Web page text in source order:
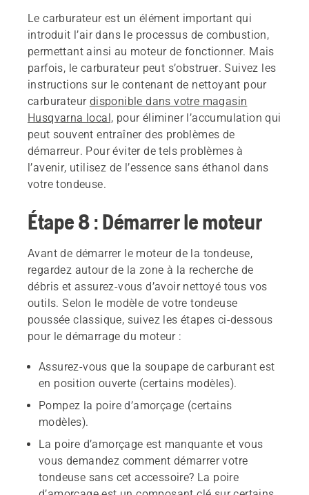
Le carburateur est un élément important qui
introduit l’air dans le processus de combustion,
permettant ainsi au moteur de fonctionner. Mais
parfois, le carburateur peut s’obstruer. Suivez les
instructions sur le contenant de nettoyant pour
carburateur disponible dans votre magasin
Husqvarna local, pour éliminer l’accumulation qui
peut souvent entraîner des problèmes de
démarreur. Pour éviter de tels problèmes à
l’avenir, utilisez de l’essence sans éthanol dans
votre tondeuse.
Étape 8 : Démarrer le moteur
Avant de démarrer le moteur de la tondeuse,
regardez autour de la zone à la recherche de
débris et assurez-vous d’avoir nettoyé tous vos
outils. Selon le modèle de votre tondeuse
poussée classique, suivez les étapes ci-dessous
pour le démarrage du moteur :
Assurez-vous que la soupape de carburant est
en position ouverte (certains modèles).
Pompez la poire d’amorçage (certains
modèles).
La poire d’amorçage est manquante et vous
vous demandez comment démarrer votre
tondeuse sans cet accessoire? La poire